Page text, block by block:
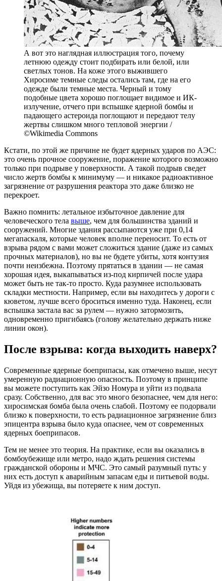
А вот это наглядная иллюстрация того, почему
летнюю одежду стоит подбирать или белой, или
светлых тонов. На коже этого выжившего
Хиросиме темные следы остались там, где на его
одежде были темные места. Черный и тому
подобные цвета хорошо поглощает видимое и ИК-
излучение, отчего при вспышке ядерной бомбы и
падающего астероида поглощают и передают телу
жертвы слишком много тепловой энергии /
©Wikimedia Commons
Кстати, по этой же причине не будет ядерных ударов по АЭС:
это очень прочное сооружение, поражение которого возможно
только при подрыве у поверхности. А такой подрыв сведет
число жертв бомбы к минимуму — и никакое радиоактивное
загрязнение от разрушения реактора это даже близко не
перекроет.
Важно помнить: летальное избыточное давление для
человеческого тела выше, чем для большинства зданий и
сооружений. Многие здания рассыпаются уже при 0,14
мегапаскаля, которые человек вполне переносит. То есть от
взрыва рядом с вами может сложиться здание (даже из самых
прочных материалов), но вы не будете убиты, хотя контузия
почти неизбежна. Поэтому прятаться в здании — не самая
хорошая идея, выкапываться из-под кирпичей после удара
может быть не так-то просто. Куда разумнее использовать
складки местности. Например, если вы находитесь у дороги с
кюветом, лучше всего броситься именно туда. Наконец, если
вспышка застала вас за рулем — нужно затормозить,
одновременно пригибаясь (голову желательно держать ниже
линии окон).
После взрыва: когда выходить наверх?
Современные ядерные боеприпасы, как отмечено выше, несут
умеренную радиационную опасность. Поэтому в принципе
вы можете поступить как Эйзо Номура и уйти из подвала
сразу. Собственно, для вас это много безопаснее, чем для него:
хиросимская бомба была очень слабой. Поэтому ее подорвали
близко к поверхности, то есть радиационное загрязнение близ
эпицентра взрыва было куда опаснее, чем от современных
ядерных боеприпасов.
Тем не менее это теория. На практике, если вы оказались в
бомбоубежище или метро, надо ждать решения системы
гражданской обороны и МЧС. Это самый разумный путь: у
них есть доступ к аварийным запасам еды и питьевой воды.
Уйдя из убежища, вы потеряете к ним доступ.